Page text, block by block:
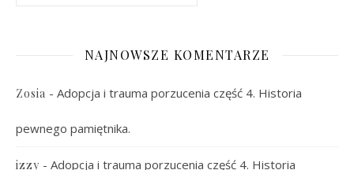
NAJNOWSZE KOMENTARZE
Zosia - Adopcja i trauma porzucenia część 4. Historia
pewnego pamiętnika.
izzy - Adopcja i trauma porzucenia część 4. Historia